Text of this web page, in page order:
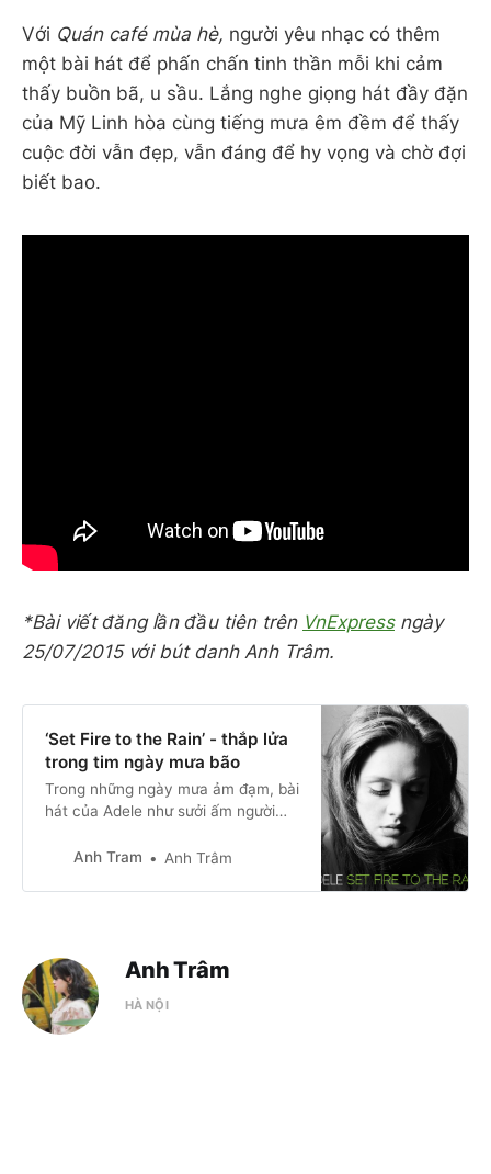
Với Quán café mùa hè, người yêu nhạc có thêm
một bài hát để phấn chấn tinh thần mỗi khi cảm
thấy buồn bã, u sầu. Lắng nghe giọng hát đầy đặn
của Mỹ Linh hòa cùng tiếng mưa êm đềm để thấy
cuộc đời vẫn đẹp, vẫn đáng để hy vọng và chờ đợi
biết bao.
*Bài viết đăng lần đầu tiên trên VnExpressngày
25/07/2015 với bút danh Anh Trâm.
‘Set Fire to the Rain’ - thắp lửa
trong tim ngày mưa bão
Trong những ngày mưa ảm đạm, bài
hát của Adele như sưởi ấm người
nàn không thể cưỡng lại.
Anh Tram Anh Trâm
Anh Trâm
HÀ NỘI